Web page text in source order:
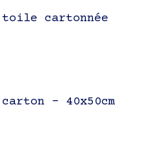
cartonnée
– 40x50cm